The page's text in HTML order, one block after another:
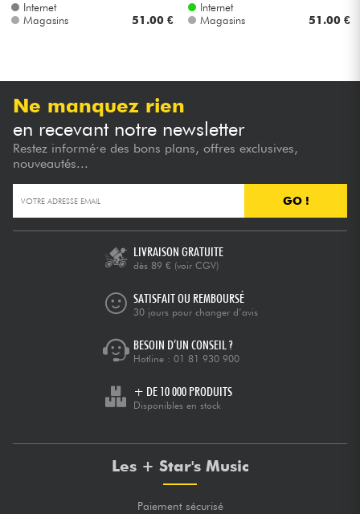
Internet
Magasins
51.00 €
Internet
Magasins
51.00 €
Ne manquez rien
en recevant notre newsletter
Restez informé·e des bons plans, offres exclusives,
nouveautés...
GO !
LIVRAISON GRATUITE
dès 89 € (voir CGV)
SATISFAIT OU REMBOURSÉ
30 jours pour changer d’avis
BESOIN D’UN CONSEIL ?
Hotline : 01 81 930 900
+ DE 10 000 PRODUITS
Disponibles en stock
Les + Star's Music
Paiement sécurisé